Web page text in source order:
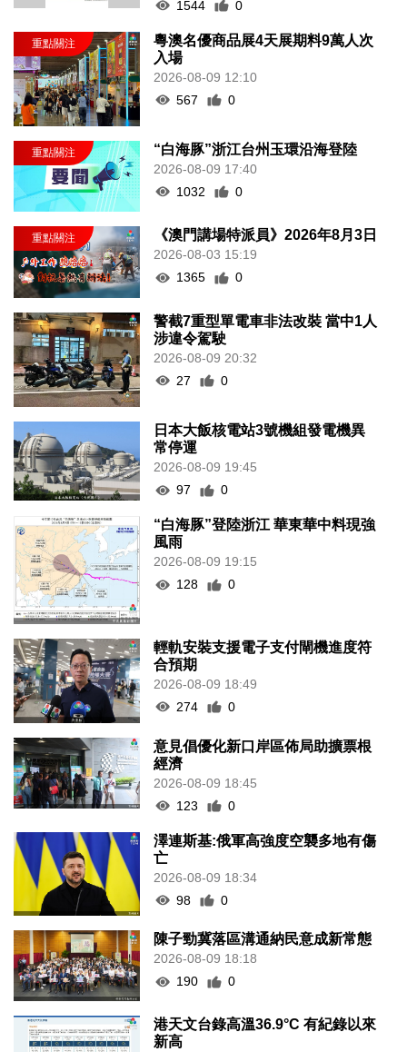
1544 0
粵澳名優商品展4天展期料9萬人次
入場
2026-08-09 12:10
567
0
“白海豚”浙江台州玉環沿海登陸
2026-08-09 17:40
1032
0
《澳門講場特派員》2026年8月3日
2026-08-03 15:19
1365
0
警截7重型單電車非法改裝 當中1人
涉違令駕駛
2026-08-09 20:32
27
0
日本大飯核電站3號機組發電機異
常停運
2026-08-09 19:45
97
0
“白海豚”登陸浙江 華東華中料現強
風雨
2026-08-09 19:15
128
0
輕軌安裝支援電子支付閘機進度符
合預期
2026-08-09 18:49
274
0
意見倡優化新口岸區佈局助擴票根
經濟
2026-08-09 18:45
123
0
澤連斯基:俄軍高強度空襲多地有傷
亡
2026-08-09 18:34
98
0
陳子勁冀落區溝通納民意成新常態
2026-08-09 18:18
190
0
港天文台錄高溫36.9°C 有紀錄以來
新高